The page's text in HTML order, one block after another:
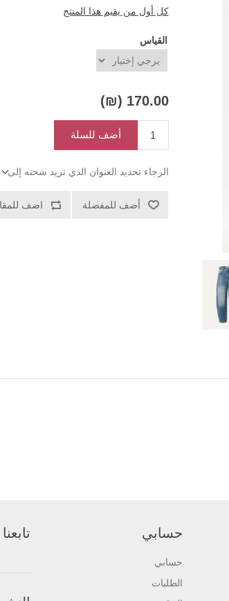
كل أول من يقيم هذا المنتج
القياس
170.00 (₪)
أضف للسلة
الرجاء تحديد العنوان الذي تريد شحنه إلى
أضف للمفضلة اضف
حسابي
حسابي
الطلبات
تابعنا